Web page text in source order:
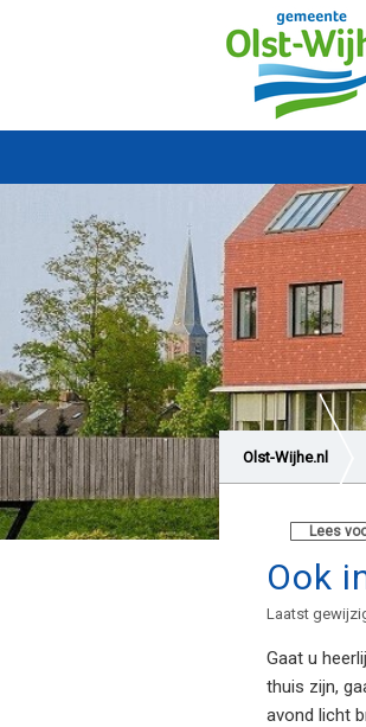
Olst-Wijhe.nl
Lees
Ook
Laatst
Gaat u
thuis zijn,
avond licht